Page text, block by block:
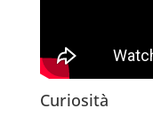
Curiosità